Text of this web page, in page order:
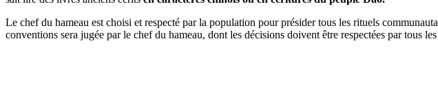
Le chef du hameau est choisi et respecté par la population pour présider tous les rituels
conventions sera jugée par le chef du hameau, dont les décisions doivent être respectées par tous